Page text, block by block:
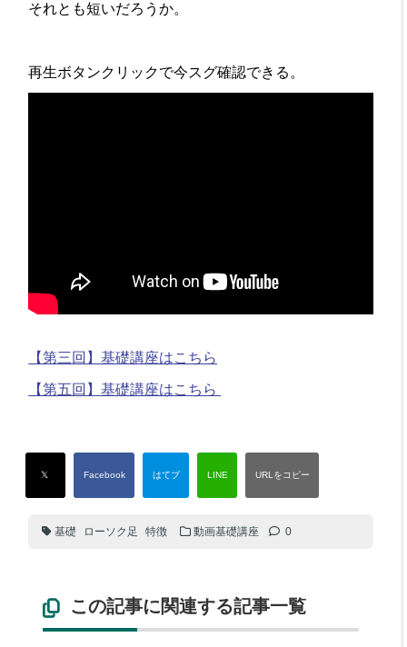
それとも短いだろうか。
再生ボタンクリックで今スグ確認できる。
【第三回】基礎講座はこちら
【第五回】基礎講座はこちら
基礎 ローソク足 特徴 動画基礎講座 0
この記事に関連する記事一覧